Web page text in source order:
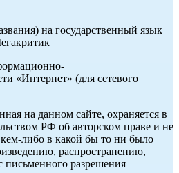
на государственный язык
«Интернет» (для сетевого
на данном сайте, охраняется в
РФ об авторском праве и не
либо в какой бы то ни было
распространению,
письменного разрешения